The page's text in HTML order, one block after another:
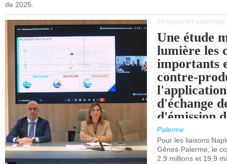
de 2025.
TRANSPORT MARITIME
Une étude
lumière les
importants
contre-
d'échange
d'émission
(SEQE-UE)
maritimes
occidentale.
Palerme
Pour les liaisons
Gênes-Palerme, le
2,9 millions et 19,9